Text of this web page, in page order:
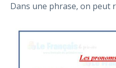
Dans une phrase, on peut